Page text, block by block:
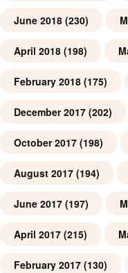
June 2018 (230)
April 2018 (198)
February 2018 (175)
December 2017 (202)
October 2017 (198)
August 2017 (194)
June 2017 (197)
April 2017 (215)
February 2017 (130)